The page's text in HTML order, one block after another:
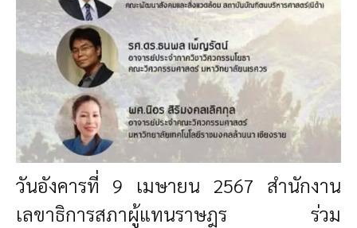
วันอังคารที่ 9 เมษายน 2567 สำนักงาน
เลขาธิการสภาผู้แทนราษฎร ร่วม